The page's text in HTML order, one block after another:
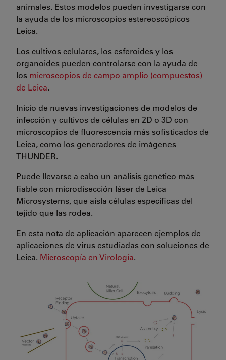
animales. Estos modelos pueden investigarse con
la ayuda de los microscopios estereoscópicos
Leica.
Los cultivos celulares, los esferoides y los
organoides pueden controlarse con la ayuda de
los microscopios de campo amplio (compuestos)
de Leica.
Inicio de nuevas investigaciones de modelos de
infección y cultivos de células en 2D o 3D con
microscopios de fluorescencia más sofisticados de
Leica, como los generadores de imágenes
THUNDER.
Puede llevarse a cabo un análisis genético más
fiable con microdisección láser de Leica
Microsystems, que aísla células específicas del
tejido que las rodea.
En esta nota de aplicación aparecen ejemplos de
aplicaciones de virus estudiadas con soluciones de
Leica. Microscopía en Virología.